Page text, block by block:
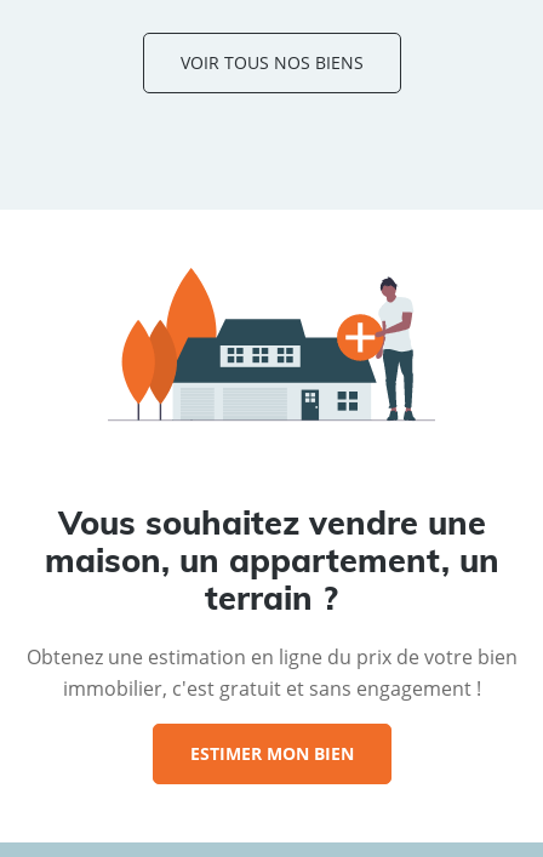
VOIR TOUS NOS BIENS
Vous souhaitez vendre une
maison, un appartement, un
terrain ?
Obtenez une estimation en ligne du prix de votre bien
immobilier, c'est gratuit et sans engagement !
ESTIMER MON BIEN